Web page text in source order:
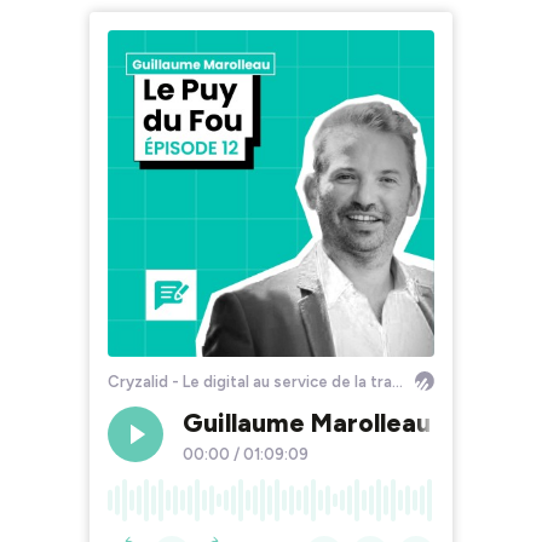
Cryzalid - Le digital au service de la transition des entreprises
Guillaume Marolleau : créer
00:00 / 01:09:09